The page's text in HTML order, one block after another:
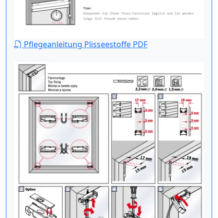
Pflegeanleitung Plisseestoffe PDF